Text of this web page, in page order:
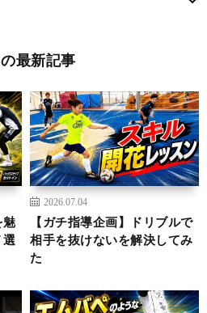
最新記事
魅
2026.07.04
【ガチ指導企画】ドリブルで
相手を抜けないを解決してみ
た